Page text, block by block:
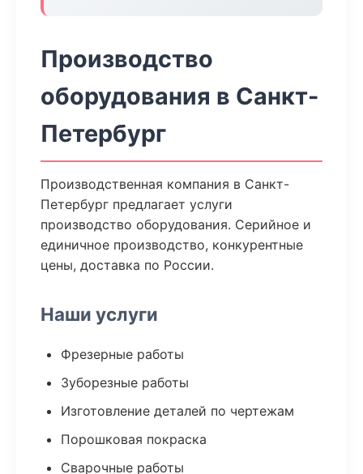
Производство
оборудования в Санкт-
Петербург
Производственная компания в Санкт-
Петербург предлагает услуги
производство оборудования. Серийное и
единичное производство, конкурентные
цены, доставка по России.
Наши услуги
Фрезерные работы
Зуборезные работы
Изготовление деталей по чертежам
Порошковая покраска
Сварочные работы